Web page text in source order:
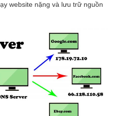
website nặng và lưu trữ nguồn